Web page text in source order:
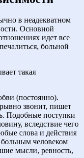
в неадекватном
Основной
идет все
больной
такая
(постоянно).
звонит, пишет
Подобные поступки
вследствие чего
слова и действия
человеком
мысли, ревность,